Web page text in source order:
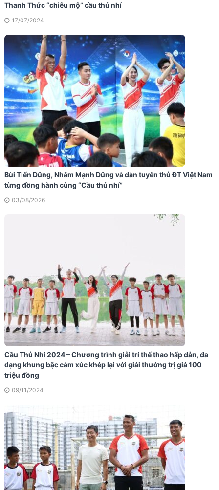
Thanh Thức “chiêu mộ” cầu thủ nhí
17/07/2024
Bùi Tiến Dũng, Nhâm Mạnh Dũng và dàn tuyển thủ ĐT Việt Nam
từng đồng hành cùng “Cầu thủ nhí”
03/08/2026
Cầu Thủ Nhí 2024 – Chương trình giải trí thể thao hấp dẫn, đa
dạng khung bậc cảm xúc khép lại với giải thưởng trị giá 100
triệu đồng
09/11/2024